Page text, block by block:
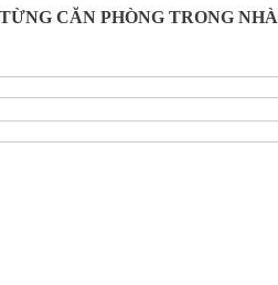
CĂN PHÒNG TRONG NHÀ